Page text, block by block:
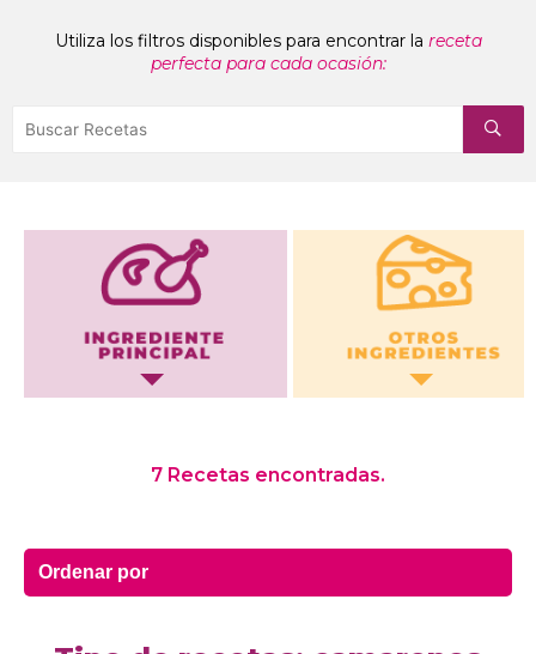
Utiliza los filtros disponibles para encontrar la receta
perfecta para cada ocasión:
Otros Ingredientes
7 Recetas encontradas.